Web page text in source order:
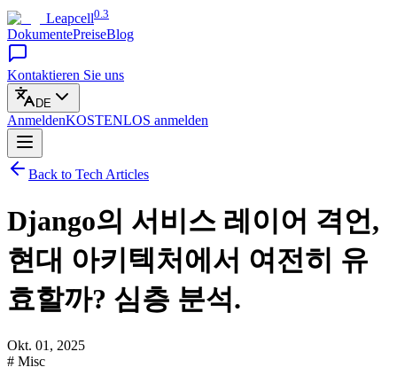
Leapcell0.3
DokumentePreiseBlog
Kontaktieren Sie uns
DE
AnmeldenKOSTENLOS anmelden
Back to Tech Articles
Django의 서비스 레이어 격언,
현대 아키텍처에서 여전히 유
효할까? 심층 분석.
Okt. 01, 2025
# Misc